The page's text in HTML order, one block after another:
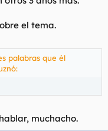
el tema.
palabras que él
muchacho.